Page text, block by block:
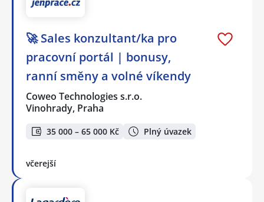
🚀 Sales konzultant/ka pro
pracovní portál | bonusy,
ranní směny a volné víkendy
Coweo Technologies s.r.o.
Vinohrady, Praha
35 000 – 65 000 Kč Plný úvazek
včerejší